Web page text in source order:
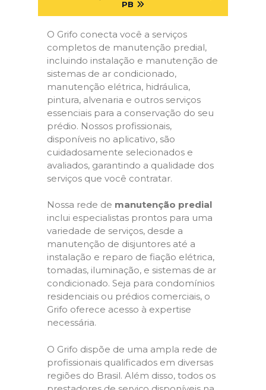
PB
O Grifo conecta você a serviços
completos de manutenção predial,
incluindo instalação e manutenção de
sistemas de ar condicionado,
manutenção elétrica, hidráulica,
pintura, alvenaria e outros serviços
essenciais para a conservação do seu
prédio. Nossos profissionais,
disponíveis no aplicativo, são
cuidadosamente selecionados e
avaliados, garantindo a qualidade dos
serviços que você contratar.
Nossa rede de manutenção predial
inclui especialistas prontos para uma
variedade de serviços, desde a
manutenção de disjuntores até a
instalação e reparo de fiação elétrica,
tomadas, iluminação, e sistemas de ar
condicionado. Seja para condomínios
residenciais ou prédios comerciais, o
Grifo oferece acesso à expertise
necessária.
O Grifo dispõe de uma ampla rede de
profissionais qualificados em diversas
regiões do Brasil. Além disso, todos os